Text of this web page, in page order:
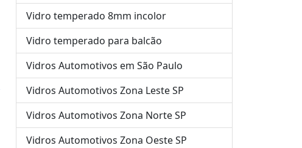
Vidro temperado 8mm incolor
Vidro temperado para balcão
Vidros Automotivos em São Paulo
Vidros Automotivos Zona Leste SP
Vidros Automotivos Zona Norte SP
Vidros Automotivos Zona Oeste SP